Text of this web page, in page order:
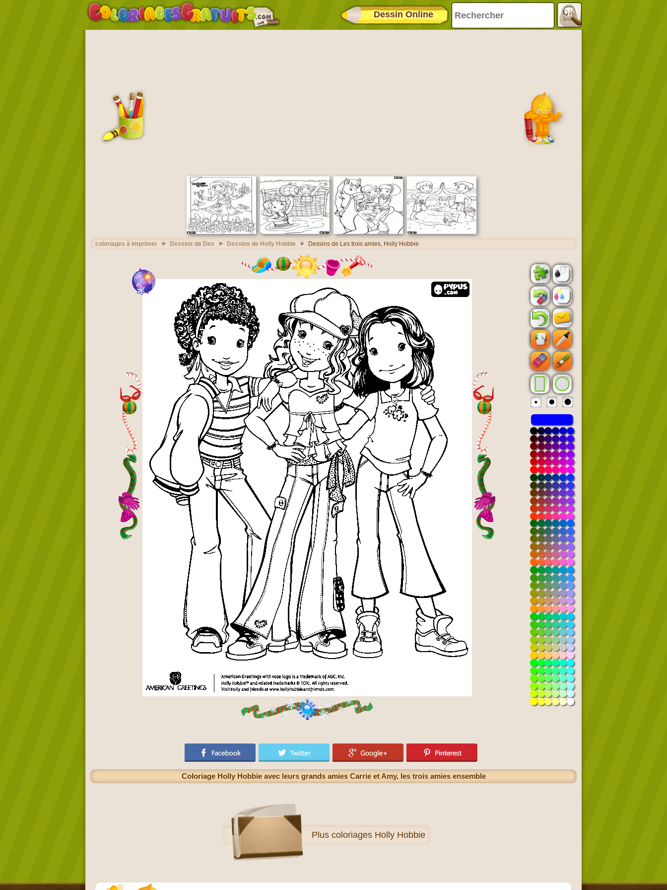
Dessin Online
coloriages à imprimer Dessins de Des Dessins de Holly Hobbie Dessins de Les trois amies, Holly Hobbie
Coloriage Holly Hobbie avec leurs grands amies Carrie et Amy, les trois amies ensemble
Plus coloriages Holly Hobbie